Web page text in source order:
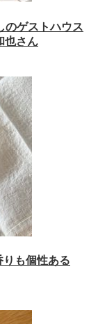
のゲストハウス
也さん
も個性ある